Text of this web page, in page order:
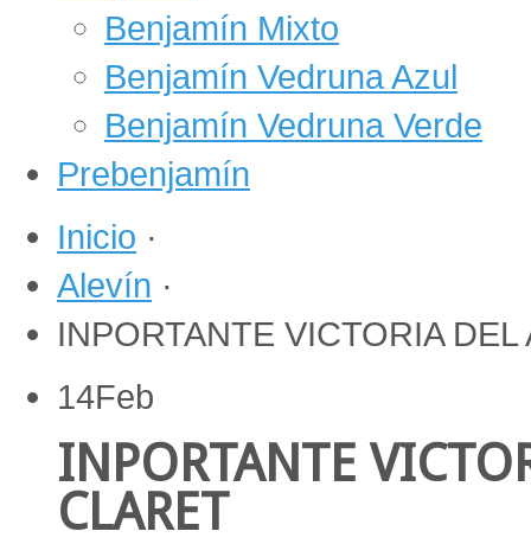
Benjamín Mixto
Benjamín Vedruna Azul
Benjamín Vedruna Verde
Prebenjamín
Inicio ·
Alevín ·
INPORTANTE VICTORIA
14Feb
INPORTANTE
CLARET